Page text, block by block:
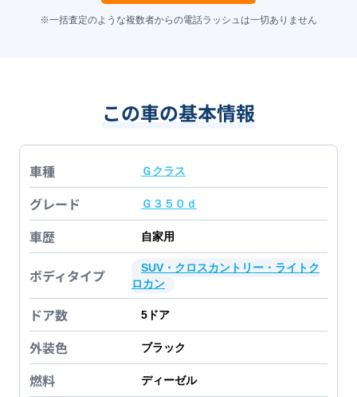
※一括査定のような複数者からの電話ラッシュは一切ありません
この車の基本情報
車種 Ｇクラス
グレード Ｇ３５０ｄ
車歴 自家用
ボディタイプ
SUV・クロスカントリー・ライトク
ロカン
ドア数 5 ドア
外装色 ブラック
燃料 ディーゼル